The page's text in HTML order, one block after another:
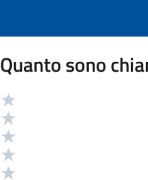
Quanto sono
Valutazione